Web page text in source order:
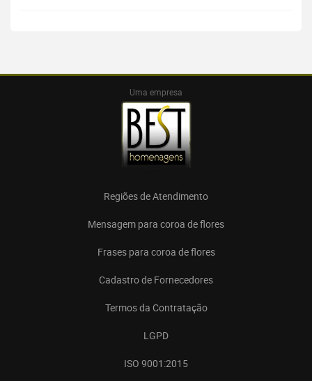
Uma empresa
Regiões de Atendimento
Mensagem para coroa de flores
Frases para coroa de flores
Cadastro de Fornecedores
Termos da Contratação
LGPD
ISO 9001:2015